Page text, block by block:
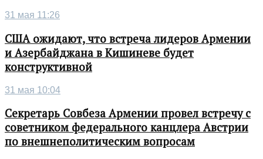
31 мая 11:26
США ожидают, что встреча лидеров Армении
и Азербайджана в Кишиневе будет
конструктивной
31 мая 10:04
Секретарь Совбеза Армении провел встречу с
советником федерального канцлера Австрии
по внешнеполитическим вопросам